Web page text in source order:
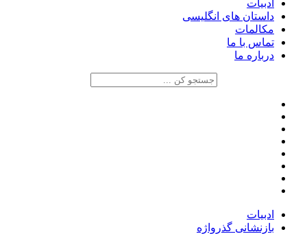
ادبیات
داستان های انگلیسی
مکالمات
تماس با ما
درباره ما
ادبیات
بازنشانی گذرواژه